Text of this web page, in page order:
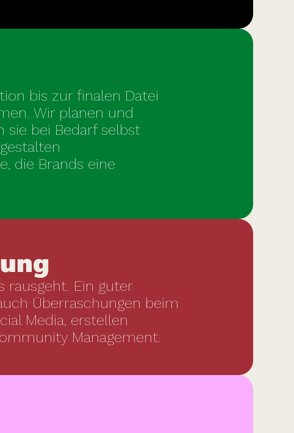
bis zur finalen Datei
Wir planen und
bei Bedarf selbst
die Brands eine
rausgeht. Ein guter
Überraschungen beim
Media, erstellen
Management.